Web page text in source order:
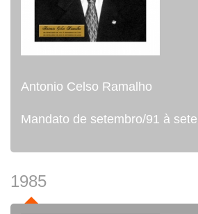
Antonio Celso Ramalho
Mandato de setembro/91 à
1985